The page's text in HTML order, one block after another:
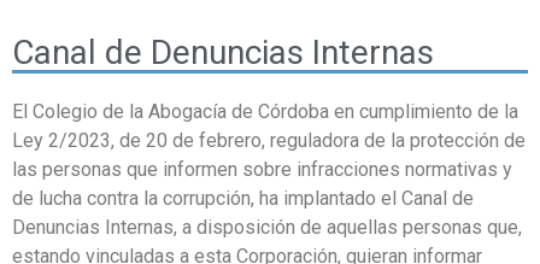
Canal de Denuncias Internas
El Colegio de la Abogacía de Córdoba en cumplimiento de la
Ley 2/2023, de 20 de febrero, reguladora de la protección de
las personas que informen sobre infracciones normativas y
de lucha contra la corrupción, ha implantado el Canal de
Denuncias Internas, a disposición de aquellas personas que,
estando vinculadas a esta Corporación, quieran informar